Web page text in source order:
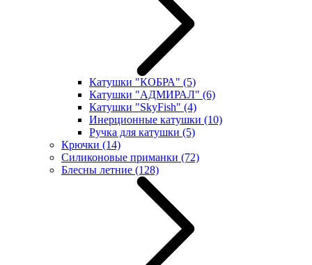
Катушки "КОБРА" (5)
Катушки "АДМИРАЛ" (6)
Катушки "SkyFish" (4)
Инерционные катушки (10)
Ручка для катушки (5)
Крючки (14)
Силиконовые приманки (72)
Блесны летние (128)